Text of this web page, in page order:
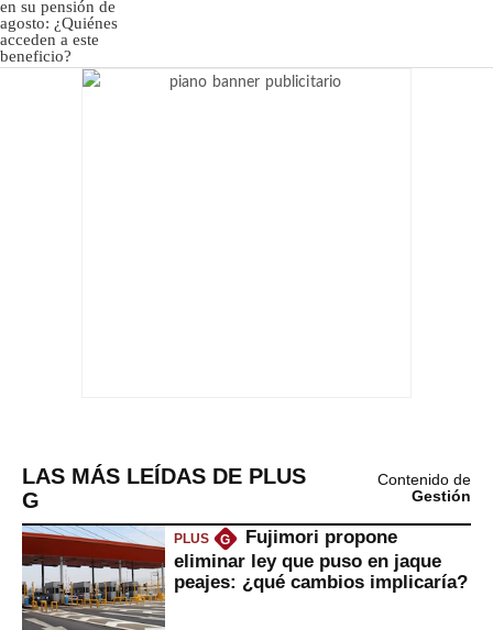
LAS MÁS LEÍDAS DE PLUS
G
Contenido de
Gestión
PLUS G
Fujimori propone
eliminar ley que puso en jaque
peajes: ¿qué cambios implicaría?